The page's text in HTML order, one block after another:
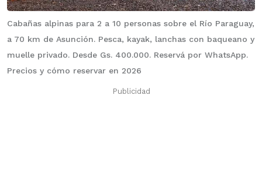
Cabañas alpinas para 2 a 10 personas sobre el Río Paraguay,
a 70 km de Asunción. Pesca, kayak, lanchas con baqueano y
muelle privado. Desde Gs. 400.000. Reservá por WhatsApp.
Precios y cómo reservar en 2026
Publicidad